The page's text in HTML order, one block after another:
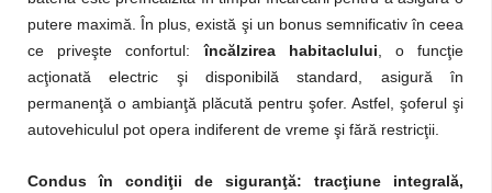
putere maximă. În plus, există şi un bonus semnificativ în ceea
ce priveşte confortul:încălzirea habitaclului , o funcţie
acţionată electric şi disponibilă standard, asigură în
permanenţă o ambianţă plăcută pentru şofer. Astfel, şoferul şi
autovehiculul pot opera indiferent de vreme şi fără restricţii.
Condus în condiţii de siguranţă: tracţiune integrală,